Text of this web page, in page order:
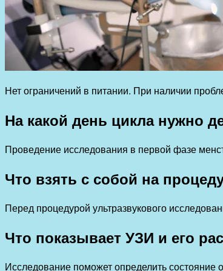
Нет ограничений в питании. При наличии
На какой день цикла нужно
Проведение исследования в первой фазе
Что взять с собой на
Перед процедурой ультразвукового
Что показывает УЗИ и его
Исследование поможет определить состояние